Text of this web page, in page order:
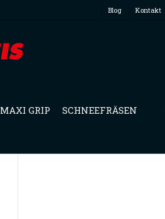
Blog Kontakt
MAXI GRIP SCHNEEFRÄSEN